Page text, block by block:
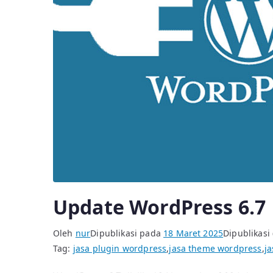
Update WordPress 6.7
Oleh nurDipublikasi pada 18 Maret 2025Dipublikasi
Tag: jasa plugin wordpress,jasa theme wordpress,